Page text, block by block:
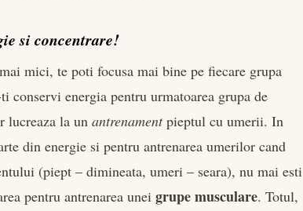
si concentrare!
mici, te poti focusa mai bine pe fiecare grupa
conservi energia pentru urmatoarea grupa de
lucreaza la unantrenamentpieptul cu umerii. In
din energie si pentru antrenarea umerilor cand
(piept – dimineata, umeri – seara), nu mai esti
pentru antrenarea uneigrupe musculare. Totul,